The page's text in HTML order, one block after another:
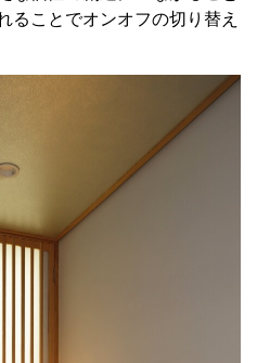
ることでオンオフの切り替え